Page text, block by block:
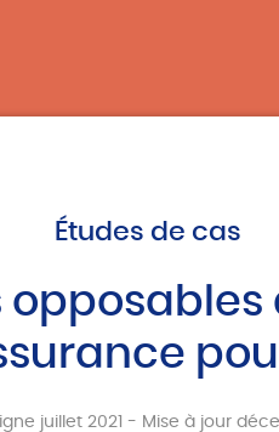
Études de cas
juillet 2021 - Mise à jour